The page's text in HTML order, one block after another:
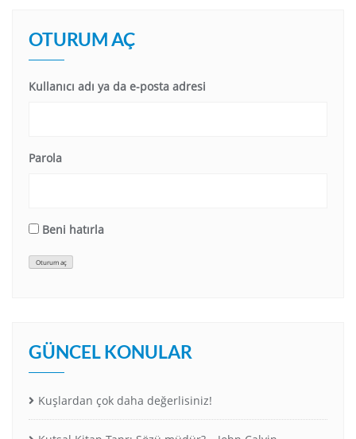
OTURUM AÇ
Kullanıcı adı ya da e-posta adresi
Parola
Beni hatırla
Oturum aç
GÜNCEL KONULAR
Kuşlardan çok daha değerlisiniz!